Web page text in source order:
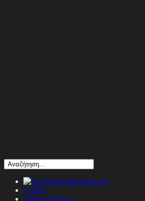
Αρχή
το ΕΙΟ
Δραστηριότητες